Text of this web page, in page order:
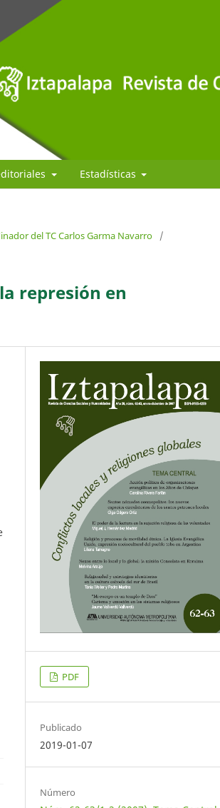
Estadísticas
del TC Carlos Garma Navarro
/
represión en
PDF
Publicado
2019-01-07
Número